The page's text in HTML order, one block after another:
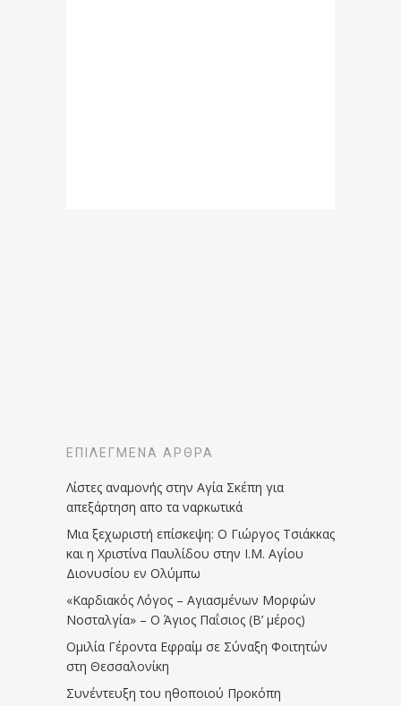
ΕΠΙΛΕΓΜΈΝΑ ΆΡΘΡΑ
Λίστες αναμονής στην Αγία Σκέπη για
απεξάρτηση απο τα ναρκωτικά
Μια ξεχωριστή επίσκεψη: Ο Γιώργος Τσιάκκας
και η Χριστίνα Παυλίδου στην Ι.Μ. Αγίου
Διονυσίου εν Ολύμπω
«Καρδιακός Λόγος – Αγιασμένων Μορφών
Νοσταλγία» – Ο Άγιος Παΐσιος (Β’ μέρος)
Ομιλία Γέροντα Εφραίμ σε Σύναξη Φοιτητών
στη Θεσσαλονίκη
Συνέντευξη του ηθοποιού Προκόπη